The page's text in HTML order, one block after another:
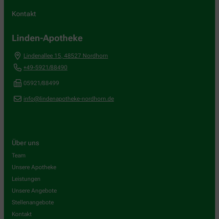
Kontakt
Linden-Apotheke
Lindenallee 15 48527 Nordhorn
+49-5921/88490
05921/88499
info@lindenapotheke-nordhorn.de
Über uns
Team
Unsere Apotheke
Leistungen
Unsere Angebote
Stellenangebote
Kontakt